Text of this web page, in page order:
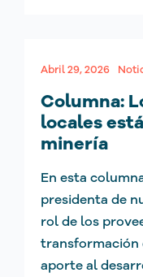
Abril 29, 2026
Columna:
locales
minería
En esta
presidenta de
rol de los
transformación
aporte al